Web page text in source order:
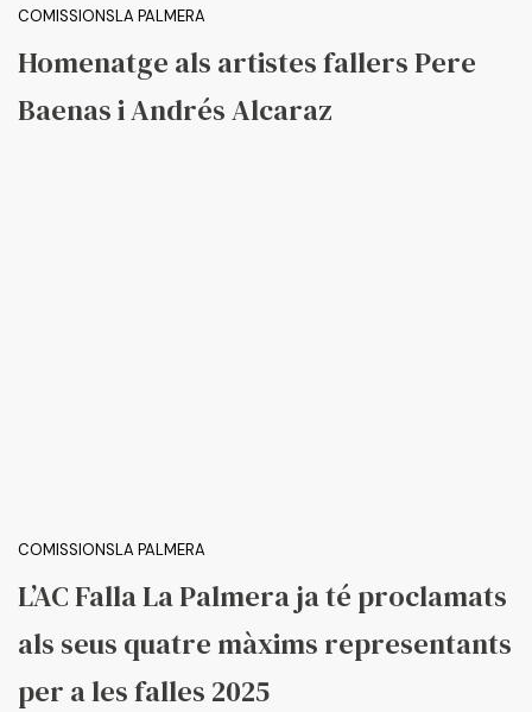
COMISSIONSLA PALMERA
Homenatge als artistes fallers Pere
Baenas i Andrés Alcaraz
COMISSIONSLA PALMERA
L’AC Falla La Palmera ja té proclamats
als seus quatre màxims representants
per a les falles 2025